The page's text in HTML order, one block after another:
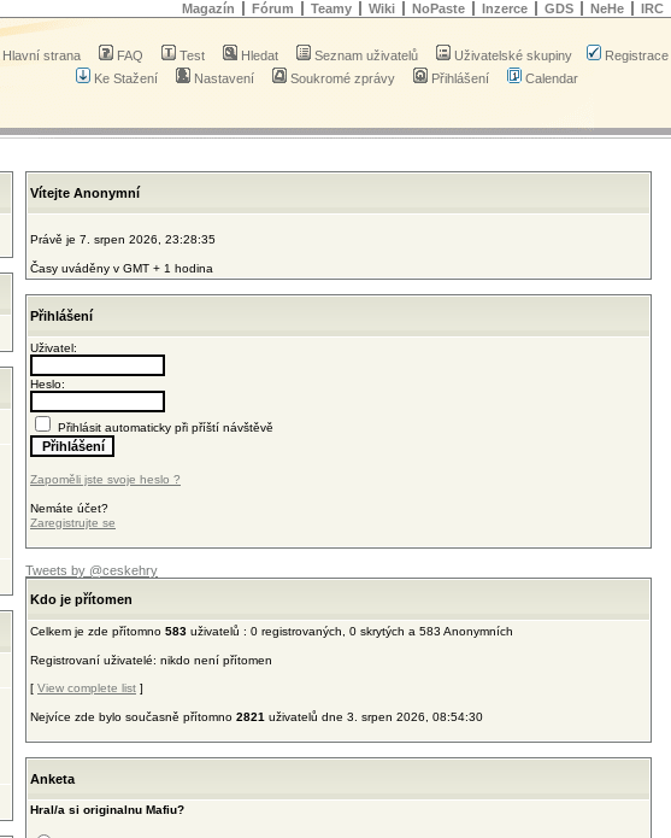
IRC
NeHe
GDS
Inzerce
NoPaste
Wiki
Teamy
Fórum
Magazín
Hlavní strana FAQ Test Hledat Seznam uživatelů Uživatelské skupiny
Registrace
Ke Stažení
Nastavení Soukromé zprávy Přihlášení Calendar
Vítejte Anonymní
Právě je 7. srpen 2026, 23:28:35
Časy uváděny v GMT + 1 hodina
Přihlášení
Uživatel:
Heslo:
Přihlásit automaticky při příští návštěvě
Zapoměli jste svoje heslo ?
Nemáte účet?
Zaregistrujte se
Tweets by @ceskehry
Kdo je přítomen
Celkem je zde přítomno 583 uživatelů : 0 registrovaných, 0 skrytých a 583 Anonymních
Registrovaní uživatelé: nikdo není přítomen
[ View complete list ]
Nejvíce zde bylo současně přítomno 2821 uživatelů dne 3. srpen 2026, 08:54:30
Anketa
Hral/a si originalnu Mafiu?